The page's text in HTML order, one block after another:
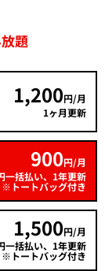
題
1,200円/月
1ヶ月更新
900円/月
一括払い、1年更新
※トートバッグ付き
1,500円/月
一括払い、1年更新
※トートバッグ付き